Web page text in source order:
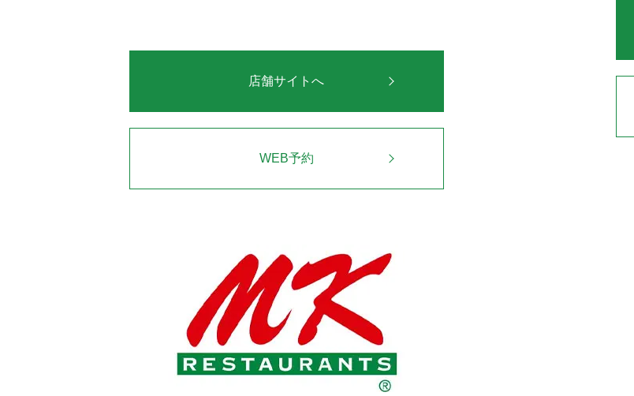
店舗サイトへ
WEB予約